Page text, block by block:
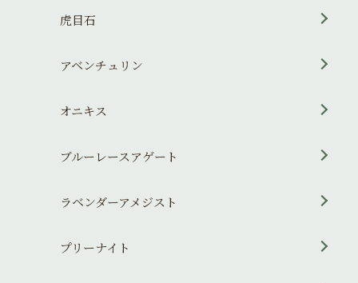
虎目石
アベンチュリン
オニキス
ブルーレースアゲート
ラベンダーアメジスト
プリーナイト